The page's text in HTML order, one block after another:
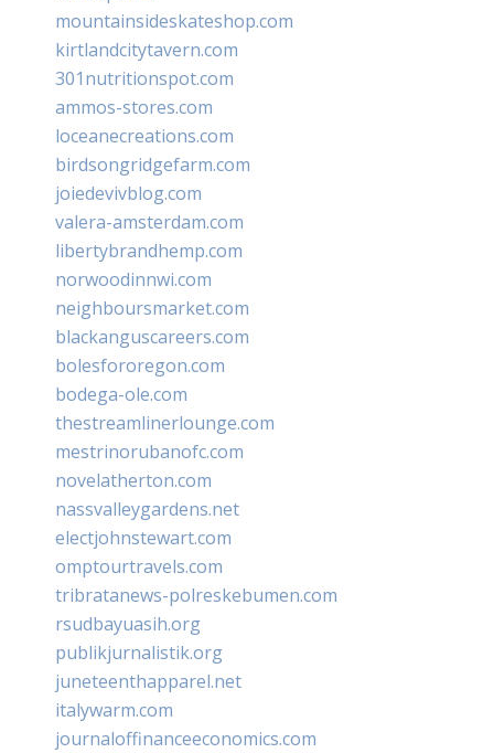
mountainsideskateshop.com
kirtlandcitytavern.com
301nutritionspot.com
ammos-stores.com
loceanecreations.com
birdsongridgefarm.com
joiedevivblog.com
valera-amsterdam.com
libertybrandhemp.com
norwoodinnwi.com
neighboursmarket.com
blackanguscareers.com
bolesfororegon.com
bodega-ole.com
thestreamlinerlounge.com
mestrinorubanofc.com
novelatherton.com
nassvalleygardens.net
electjohnstewart.com
omptourtravels.com
tribratanews-polreskebumen.com
rsudbayuasih.org
publikjurnalistik.org
juneteenthapparel.net
italywarm.com
journaloffinanceeconomics.com